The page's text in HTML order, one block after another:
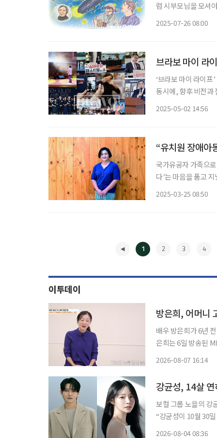
럼 시부모님을 모셔
2025-07-26 08:00
브라보 마이 라
‘브라보 마이 라이
동시에, 향후 비전과
2025-05-02 14:56
“유치원 장애아
국가유공자 가족으
다’는 마음을 품고
2025-03-25 08:50
1 2 3 4
이투데이
방은희, 어머니
배우 방은희가 6년
은희는 6일 방송된
2026-08-07 16:14
강균성, 14살
보컬 그룹 노을의 강균성이
“강균성이 10월 30일
2026-08-04 08:36